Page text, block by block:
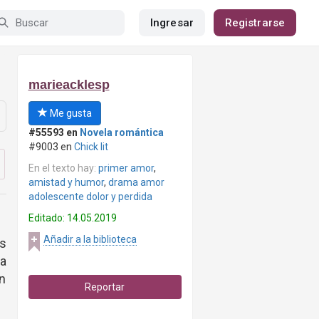
Ingresar Registrarse
marieacklesp
Me gusta
#55593 en Novela romántica
#9003 en Chick lit
En el texto hay: primer amor,
amistad y humor, drama amor
adolescente dolor y perdida
Editado: 14.05.2019
Añadir a la biblioteca
Reportar